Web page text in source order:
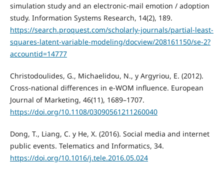
simulation study and an electronic-mail emotion / adoption
study. Information Systems Research, 14(2), 189.
https://search.proquest.com/scholarly-journals/partial-least-
squares-latent-variable-modeling/docview/208161150/se-2?
accountid=14777
Christodoulides, G., Michaelidou, N., y Argyriou, E. (2012).
Cross-national differences in e-WOM influence. European
Journal of Marketing, 46(11), 1689–1707.
https://doi.org/10.1108/03090561211260040
Dong, T., Liang, C. y He, X. (2016). Social media and internet
public events. Telematics and Informatics, 34.
https://doi.org/10.1016/j.tele.2016.05.024